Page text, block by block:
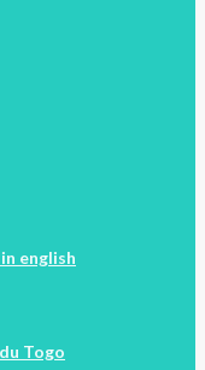
english
Togo